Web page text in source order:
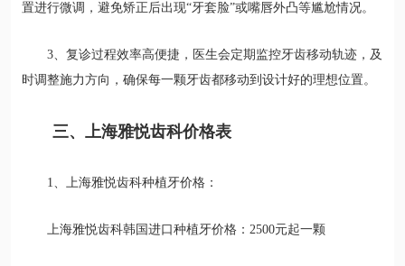
置进行微调，避免矫正后出现“牙套脸”或嘴唇外凸等尴尬情况。
3、复诊过程效率高便捷，医生会定期监控牙齿移动轨迹，及
时调整施力方向，确保每一颗牙齿都移动到设计好的理想位置。
三、上海雅悦齿科价格表
1、上海雅悦齿科种植牙价格：
上海雅悦齿科韩国进口种植牙价格：2500元起一颗